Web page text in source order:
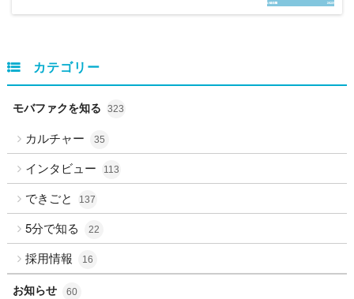
カテゴリー
モバファクを知る 323
カルチャー 35
インタビュー 113
できごと 137
5分で知る 22
採用情報 16
お知らせ 60